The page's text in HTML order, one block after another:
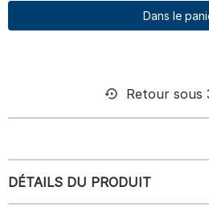
Dans le
Retour sous
DÉTAILS DU PRODUIT